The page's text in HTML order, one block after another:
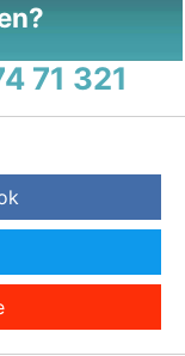
71 321